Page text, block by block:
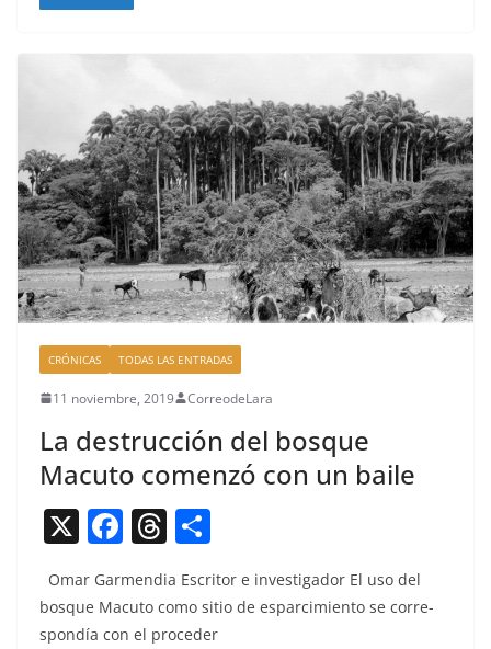
k
o
o
k
s tir
CRÓNICAS TODAS LAS ENTRADAS
11 noviembre, 2019 CorreodeLara
La destrucción del bosque
Macuto comenzó con un baile
X F
c
e
T
re
a
o
m
p
Omar Gar­men­dia Escritor e inves­ti­gador El uso del
bosque Macu­to como sitio de esparcimien­to se cor­re­
spondía con el proceder